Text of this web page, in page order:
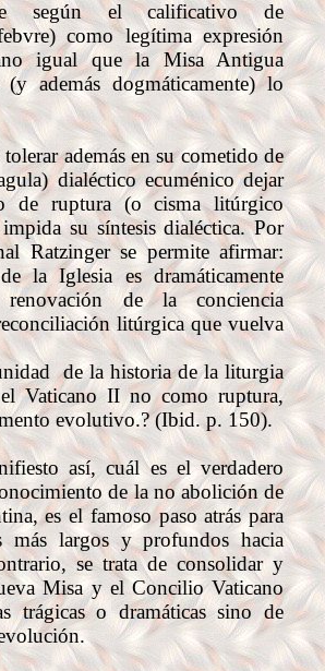
según el calificativo de
como legítima expresión
igual que la Misa Antigua
(y además dogmáticamente) lo
además en su cometido de
dialéctico ecuménico dejar
de ruptura (o cisma litúrgico
su síntesis dialéctica. Por
Ratzinger se permite afirmar:
la Iglesia es dramáticamente
de la conciencia
litúrgica que vuelva
de la historia de la liturgia
Vaticano II no como ruptura,
evolutivo.? (Ibid. p. 150).
así, cuál es el verdadero
de la no abolición de
es el famoso paso atrás para
más largos y profundos hacia
se trata de consolidar y
Misa y el Concilio Vaticano
trágicas o dramáticas sino de